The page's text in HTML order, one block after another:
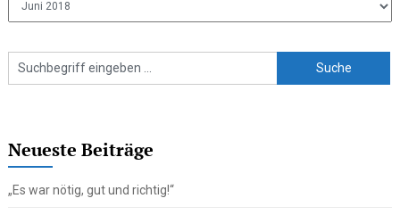
Neueste Beiträge
„Es war nötig, gut und richtig!“